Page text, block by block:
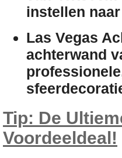
instellen
Las Vegas
achterwand
Tip: De
Voordeeldeal!